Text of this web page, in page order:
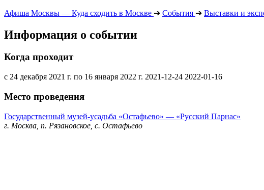
Афиша Москвы — Куда сходить в Москве ➔ События ➔ Выставки и
Информация о событии
Когда проходит
с 24 декабря 2021 г. по 16 января 2022 г. 2021-12-24 2022-01-16
Место проведения
Государственный музей-усадьба «Остафьево» — «Русский Парнас»
г. Москва, п. Рязановское, с. Остафьево